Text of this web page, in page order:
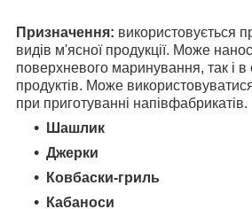
Призначення: використовується
видів м'ясної продукції. Може
поверхневого маринування, так і
продуктів. Може
при приготуванні напівфабрикатів.
Шашлик
Джерки
Ковбаски-гриль
Кабаноси